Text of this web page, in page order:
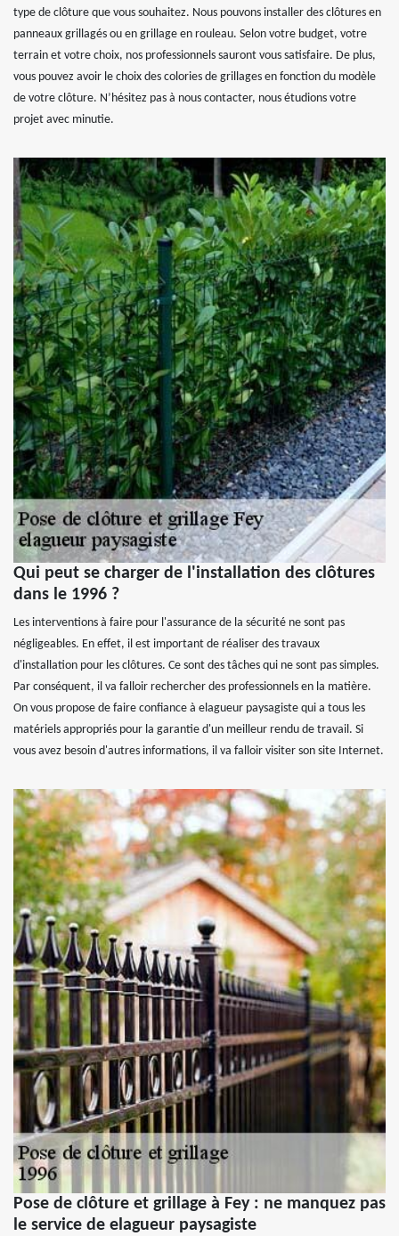
type de clôture que vous souhaitez. Nous pouvons installer des clôtures en
panneaux grillagés ou en grillage en rouleau. Selon votre budget, votre
terrain et votre choix, nos professionnels sauront vous satisfaire. De plus,
vous pouvez avoir le choix des colories de grillages en fonction du modèle
de votre clôture. N’hésitez pas à nous contacter, nous étudions votre
projet avec minutie.
Qui peut se charger de l'installation des clôtures
dans le 1996 ?
Les interventions à faire pour l'assurance de la sécurité ne sont pas
négligeables. En effet, il est important de réaliser des travaux
d'installation pour les clôtures. Ce sont des tâches qui ne sont pas simples.
Par conséquent, il va falloir rechercher des professionnels en la matière.
On vous propose de faire confiance à elagueur paysagiste qui a tous les
matériels appropriés pour la garantie d'un meilleur rendu de travail. Si
vous avez besoin d'autres informations, il va falloir visiter son site Internet.
Pose de clôture et grillage à Fey : ne manquez pas
le service de elagueur paysagiste